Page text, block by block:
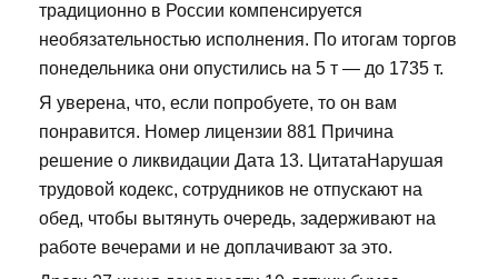
традиционно в России компенсируется
необязательностью исполнения. По итогам торгов
понедельника они опустились на 5 т — до 1735 т.
Я уверена, что, если попробуете, то он вам
понравится. Номер лицензии 881 Причина
решение о ликвидации Дата 13. ЦитатаНарушая
трудовой кодекс, сотрудников не отпускают на
обед, чтобы вытянуть очередь, задерживают на
работе вечерами и не доплачивают за это.